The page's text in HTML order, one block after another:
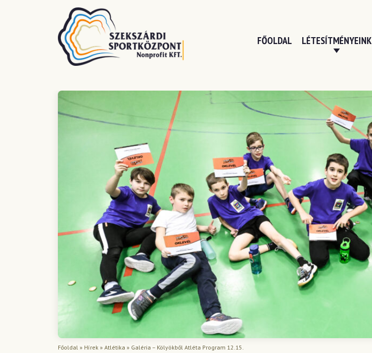
FŐOLDAL LÉTESÍTMÉNYEINK
Főoldal » Hírek » Atlétika » Galéria – Kölyökből Atléta Program 12.15.